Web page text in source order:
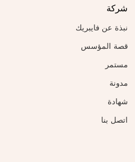
شركة
نبذة عن فايبريك
قصة المؤسس
مستمر
مدونة
شهادة
اتصل بنا